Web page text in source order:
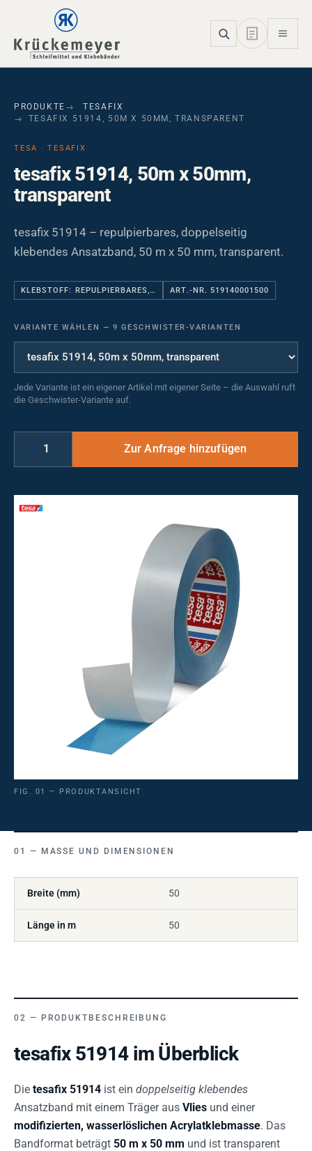
Skip to main navigation
Skip to main content
Skip to page footer
PRODUKTE
TESAFIX
TESAFIX 51914, 50M X 50MM, TRANSPARENT
TESA · TESAFIX
tesafix 51914, 50m x 50mm,
transparent
tesafix 51914 – repulpierbares, doppelseitig
klebendes Ansatzband, 50 m x 50 mm, transparent.
KLEBSTOFF: REPULPIERBARES,… ART.-NR. 519140001500
VARIANTE WÄHLEN — 9 GESCHWISTER-VARIANTEN
Jede Variante ist ein eigener Artikel mit eigener Seite – die Auswahl ruft
die Geschwister-Variante auf.
FIG. 01 — PRODUKTANSICHT
MASSE UND DIMENSIONEN
Breite (mm) 50
Länge in m 50
PRODUKTBESCHREIBUNG
tesafix 51914 im Überblick
Die tesafix 51914 ist ein doppelseitig klebendes
Ansatzband mit einem Träger aus Vlies und einer
modifizierten, wasserlöslichen Acrylatklebmasse. Das
Bandformat beträgt 50 m x 50 mm und ist transparent